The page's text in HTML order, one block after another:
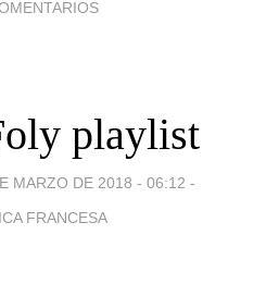
playlist
MARZO DE 2018 - 06:12 -
FRANCESA